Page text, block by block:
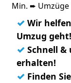
Min. ➨ Umzüge
✓ Wir
Umzug geht!
✓ Schnell
erhalten!
✓ Finden